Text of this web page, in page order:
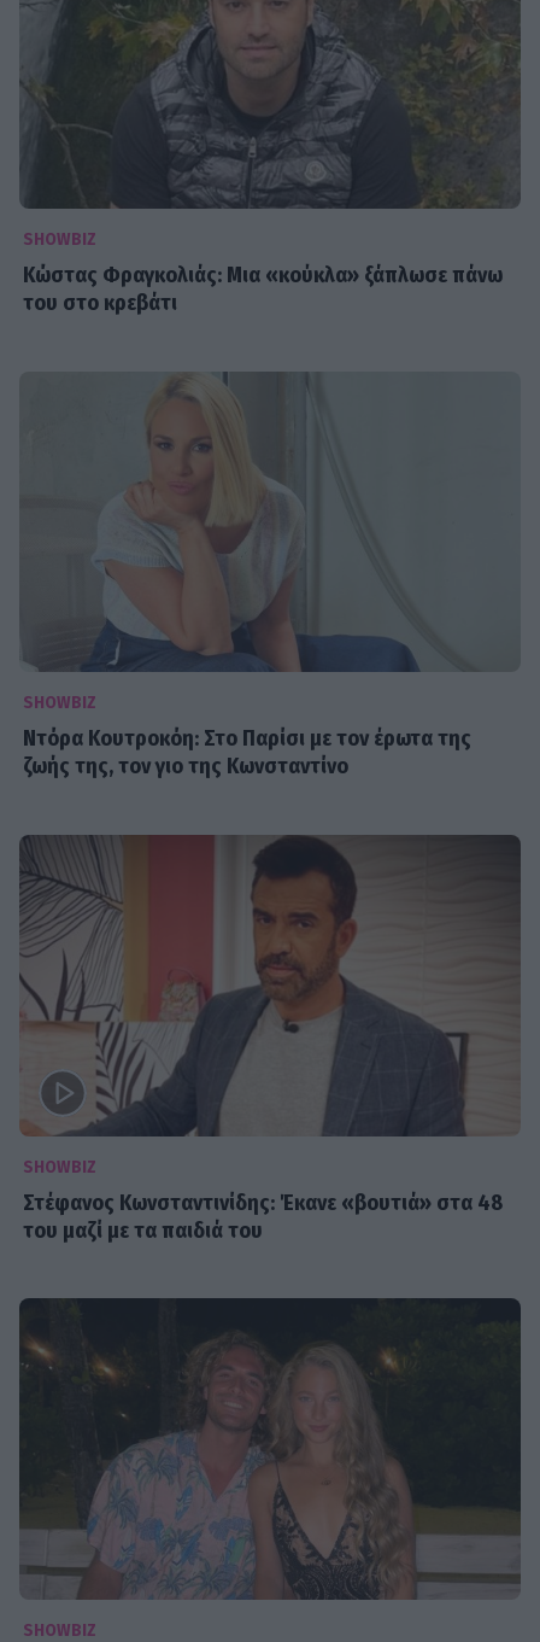
SHOWBIZ
Κώστας Φραγκολιάς: Μια «κούκλα» ξάπλωσε πάνω
του στο κρεβάτι
SHOWBIZ
Ντόρα Κουτροκόη: Στο Παρίσι με τον έρωτα της
ζωής της, τον γιο της Κωνσταντίνο
SHOWBIZ
Στέφανος Κωνσταντινίδης: Έκανε «βουτιά» στα 48
του μαζί με τα παιδιά του
SHOWBIZ